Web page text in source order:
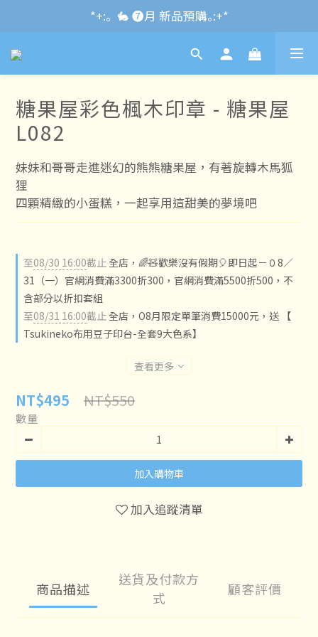
*+:｡\new / !🌌 官網消費滿千折百~RUN~:+*
*+:｡  🐇 ❼月 新品預購｡:+*
*+:｡     ❼月活動公告｡:+*
*+:｡\new / !🌌 官網消費滿千折百~RUN~:+*
糖果屋彩色楓木印章 - 糖果屋
L082
妹妹和哥哥走進迷幻的熊熊糖果屋，有著旋轉木馬狐
狸
四顆精緻的小蛋糕，一起享用這甜美的夢境吧
至08/30 16:00截止全店，🌈🧸歡樂沒有假期🎈即日起－０8／
31（一）官網消費滿3300折300，官網消費滿5500折500，不
含部分以折扣套組
至08/31 16:00截止全店，O8月限定單筆消費15000元，送 【
Tsukineko布用豆子印台-全套9大色系】
查看更多
NT$495 NT$550
數量
加入購物車
加入追蹤清單
商品描述
送貨及付款方
式
顧客評價